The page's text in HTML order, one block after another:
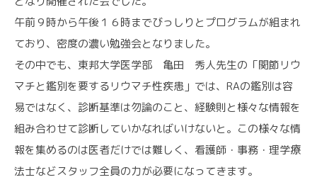
午前９時から午後１６時までびっしりとプログラムが組まれ
ており、密度の濃い勉強会となりました。
その中でも、東邦大学医学部 亀田 秀人先生の「関節リウ
マチと鑑別を要するリウマチ性疾患」では、RAの鑑別は容
易ではなく、診断基準は勿論のこと、経験則と様々な情報を
組み合わせて診断していかなればいけないと。この様々な情
報を集めるのは医者だけでは難しく、看護師・事務・理学療
法士などスタッフ全員の力が必要になってきます。
各種お問い合わせ